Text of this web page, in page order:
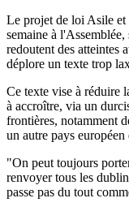
Le projet de loi Asile et
semaine à
redoutent des atteintes
déplore un texte trop
Ce texte vise à réduire
à accroître, via un
frontières, notamment
un autre pays européen
"On peut toujours
renvoyer tous les
passe pas du tout